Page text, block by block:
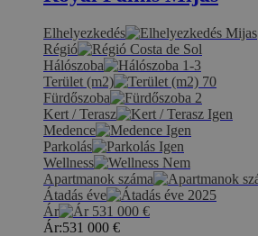
Elhelyezkedés
Mijas
Régió
Costa de Sol
Hálószoba
1-3
Terület (m2)
70
Fürdőszoba
2
Kert / Terasz
Igen
Medence
Igen
Parkolás
Igen
Wellness
Nem
Apartmanok száma
Átadás éve
2025
Ár
531 000 €
Ár:531 000 €